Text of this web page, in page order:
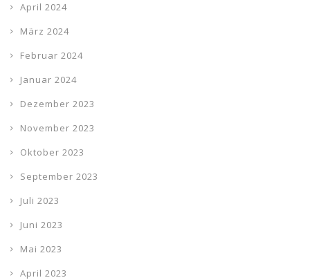
April 2024
März 2024
Februar 2024
Januar 2024
Dezember 2023
November 2023
Oktober 2023
September 2023
Juli 2023
Juni 2023
Mai 2023
April 2023